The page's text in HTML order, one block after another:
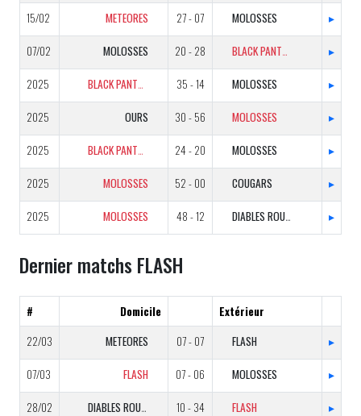
15/02 METEORES 27 - 07 MOLOSSES ▸
07/02 MOLOSSES 20 - 28 BLACK PANTHERS ▸
2025 BLACK PANTHERS 35 - 14 MOLOSSES ▸
2025 OURS 30 - 56 MOLOSSES ▸
2025 BLACK PANTHERS 24 - 20 MOLOSSES ▸
2025 MOLOSSES 52 - 00 COUGARS ▸
2025 MOLOSSES 48 - 12 DIABLES ROUGES ▸
Dernier matchs FLASH
# Domicile
Extérieur
22/03
METEORES 07 - 07 FLASH ▸
07/03 FLASH 07 - 06 MOLOSSES ▸
28/02 DIABLES ROUGES 10 - 34 FLASH ▸